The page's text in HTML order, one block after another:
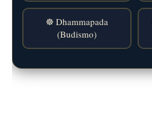
☸️ Dhammapada
(Budismo)